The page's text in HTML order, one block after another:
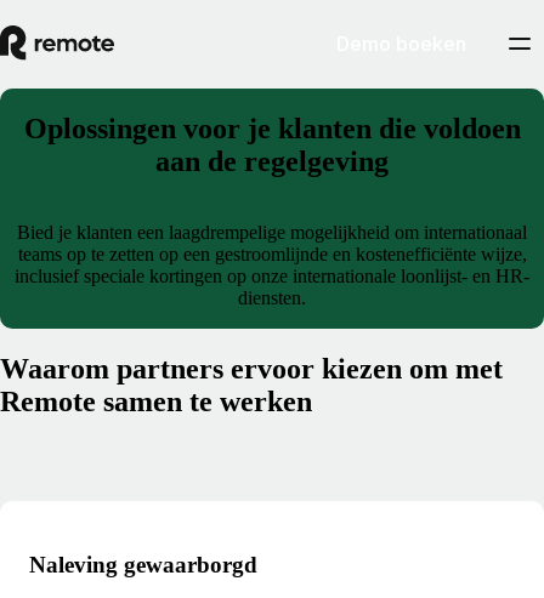
Oplossingen voor je klanten die voldoen
aan de regelgeving
Bied je klanten een laagdrempelige mogelijkheid om internationaal
teams op te zetten op een gestroomlijnde en kostenefficiënte wijze,
inclusief speciale kortingen op onze internationale loonlijst- en HR-
diensten.
Waarom partners ervoor kiezen om met
Remote samen te werken
Naleving gewaarborgd